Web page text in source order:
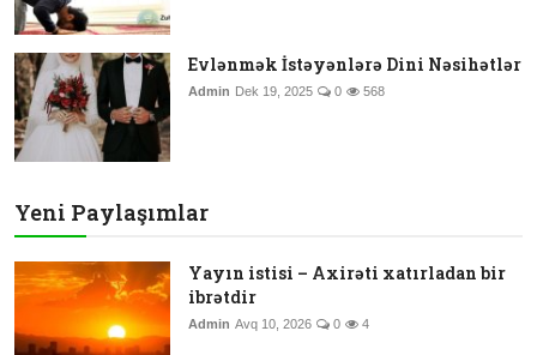
Evlənmək İstəyənlərə Dini Nəsihətlər
Admin Dek 19, 2025 0 568
Yeni Paylaşımlar
Yayın istisi – Axirəti xatırladan bir
ibrətdir
Admin Avq 10, 2026 0 4